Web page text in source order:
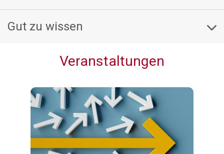
Gut zu wissen
Veranstaltungen